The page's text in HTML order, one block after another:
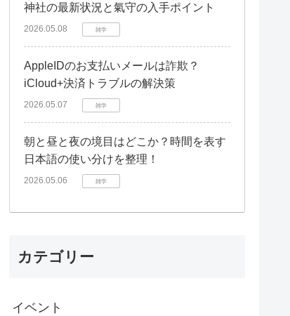
神社の最新状況と氣守の入手ポイント
2026.05.08 雑学
AppleIDのお支払いメールは詐欺？
iCloud+決済トラブルの解決策
2026.05.07 雑学
朝と昼と夜の境目はどこか？時間を表す
日本語の使い分けを整理！
2026.05.06 雑学
カテゴリー
イベント